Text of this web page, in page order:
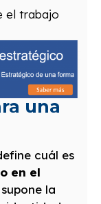
el trabajo
una
cuál es
en el
supone la